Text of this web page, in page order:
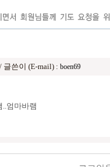
글쓴이 (E-mail) : boen69
엄마바램